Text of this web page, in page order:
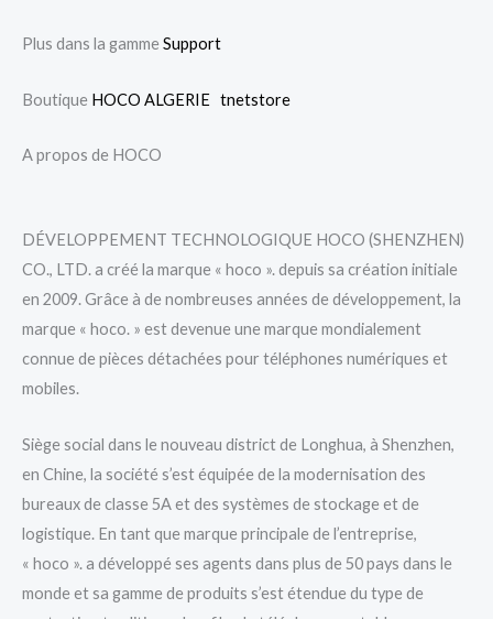
Plus dans la gammeSupport
Boutique HOCO ALGERIE tnetstore
A propos de HOCO
DÉVELOPPEMENT TECHNOLOGIQUE HOCO (SHENZHEN)
CO., LTD. a créé la marque « hoco ». depuis sa création initiale
en 2009. Grâce à de nombreuses années de développement, la
marque « hoco. » est devenue une marque mondialement
connue de pièces détachées pour téléphones numériques et
mobiles.
Siège social dans le nouveau district de Longhua, à Shenzhen,
en Chine, la société s’est équipée de la modernisation des
bureaux de classe 5A et des systèmes de stockage et de
logistique. En tant que marque principale de l’entreprise,
« hoco ». a développé ses agents dans plus de 50 pays dans le
monde et sa gamme de produits s’est étendue du type de